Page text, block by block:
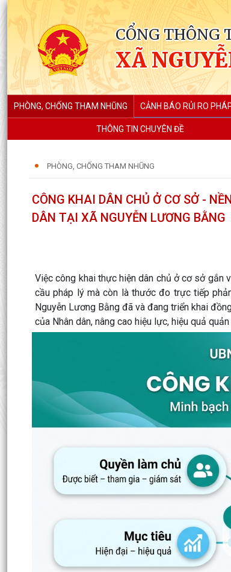
CỔNG THÔNG
XÃ
PHÒNG, CHỐNG THAM NHŨNG CẢNH BÁO RỦI RO
THÔNG TIN CHUYÊN ĐỀ
PHÒNG, CHỐNG THAM NHŨNG
CÔNG KHAI DÂN CHỦ Ở CƠ SỞ -
DÂN TẠI XÃ NGUYỄN LƯƠNG BẰNG
Việc công khai thực hiện dân chủ ở cơ sở gắn
cầu pháp lý mà còn là thước đo trực tiếp
Nguyễn Lương Bằng đã và đang triển khai
của Nhân dân, nâng cao hiệu lực, hiệu quả